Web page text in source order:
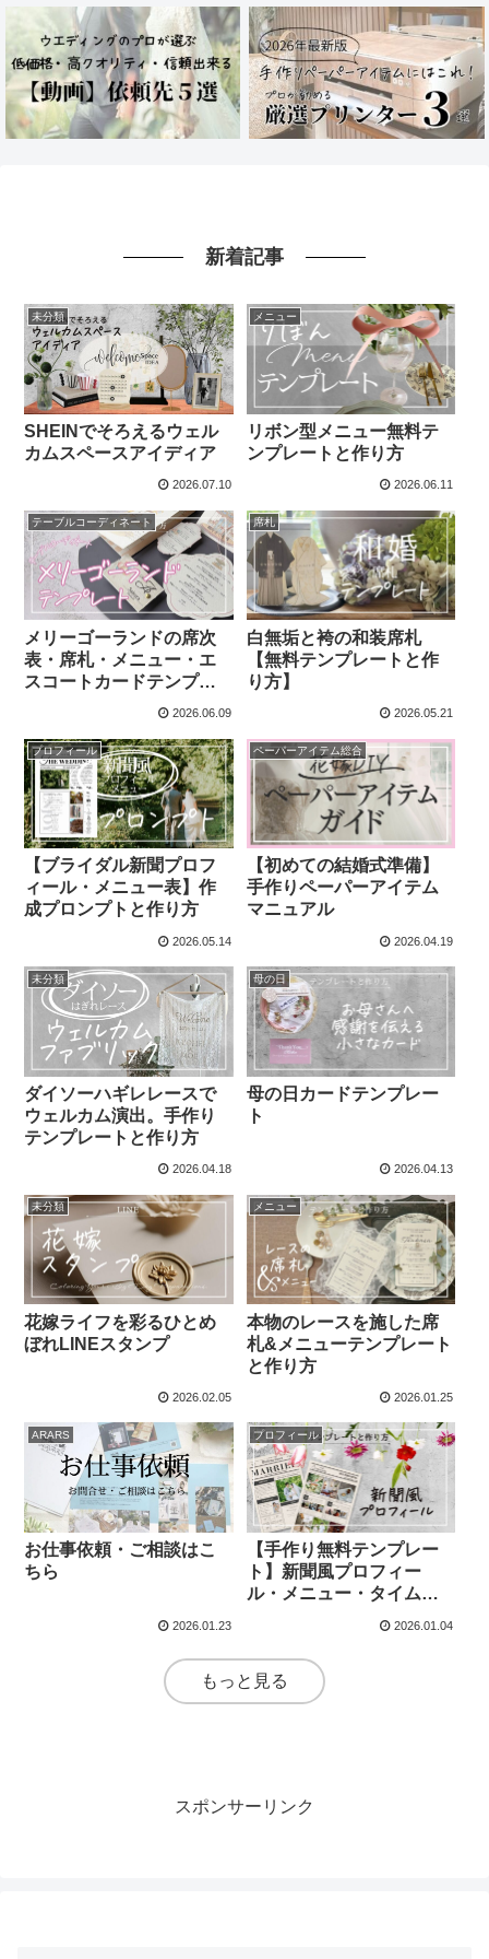
新着記事
未分類
SHEINでそろえるウェル
カムスペースアイディア
2026.07.10
メニュー
リボン型メニュー無料テ
ンプレートと作り方
2026.06.11
テーブルコーディネート
メリーゴーランドの席次
表・席札・メニュー・エ
スコートカードテンプレ
2026.06.09
席札
白無垢と袴の和装席札
【無料テンプレートと作
り方】
2026.05.21
プロフィール
【ブライダル新聞プロフ
ィール・メニュー表】作
成プロンプトと作り方
2026.05.14
ペーパーアイテム総合
【初めての結婚式準備】
手作りペーパーアイテム
マニュアル
2026.04.19
未分類
ダイソーハギレレースで
ウェルカム演出。手作り
テンプレートと作り方
2026.04.18
母の日
母の日カードテンプレー
ト
2026.04.13
未分類
花嫁ライフを彩るひとめ
ぼれLINEスタンプ
2026.02.05
メニュー
本物のレースを施した席
札&メニューテンプレート
と作り方
2026.01.25
ARARS
お仕事依頼・ご相談はこ
ちら
2026.01.23
プロフィール
【手作り無料テンプレー
ト】新聞風プロフィー
ル・メニュー・タイムラ
2026.01.04
もっと見る
スポンサーリンク